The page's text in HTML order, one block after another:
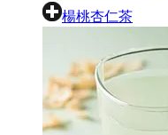
楊桃杏仁茶